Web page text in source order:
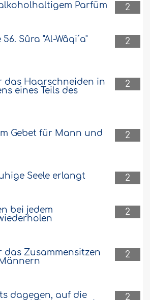
2
Parfüm
2
Sûra "Al-Wâqi´a"
2
das Haarschneiden in
eines Teils des
2
Gebet für Mann und
2
Seele erlangt
2
bei jedem
2
das Zusammensitzen
2
dagegen, auf die